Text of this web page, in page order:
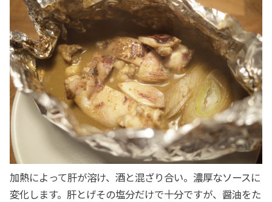
加熱によって肝が溶け、酒と混ざり合い。濃厚なソースに
変化します。肝とげその塩分だけで十分ですが、醤油をた